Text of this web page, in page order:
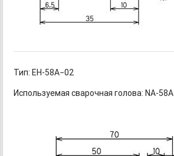
Тип: EH-58A−02
Используемая сварочная голова: NA-58A